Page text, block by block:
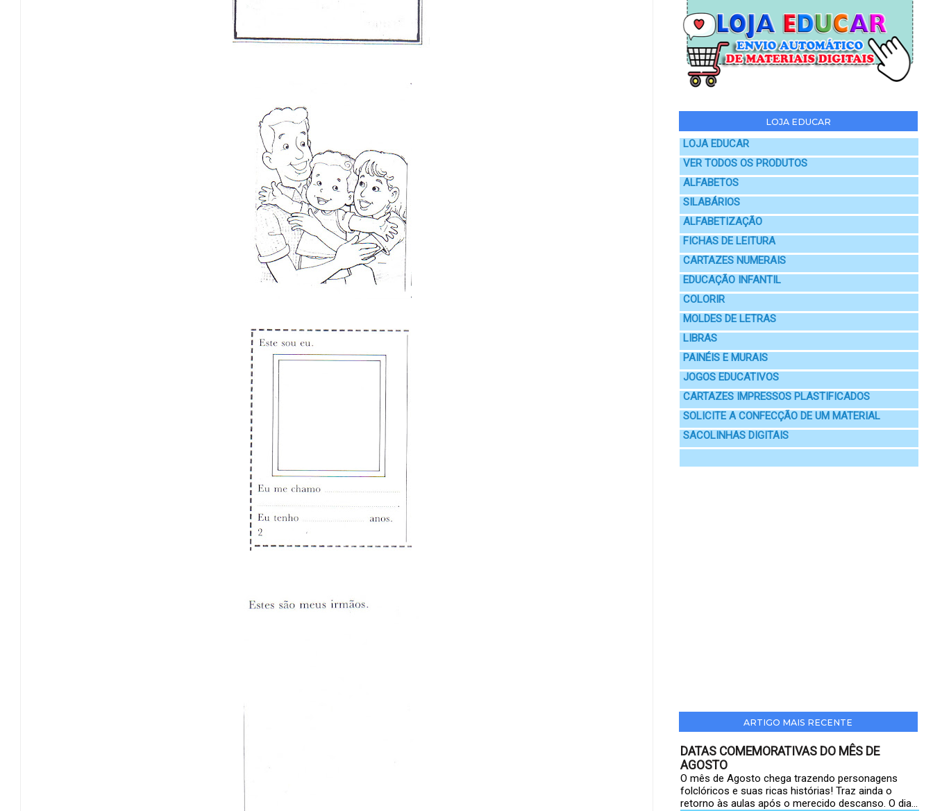
LOJA EDUCAR
LOJA EDUCAR
VER TODOS OS PRODUTOS
ALFABETOS
SILABÁRIOS
ALFABETIZAÇÃO
FICHAS DE LEITURA
CARTAZES NUMERAIS
EDUCAÇÃO INFANTIL
COLORIR
MOLDES DE LETRAS
LIBRAS
PAINÉIS E MURAIS
JOGOS EDUCATIVOS
CARTAZES IMPRESSOS PLASTIFICADOS
SOLICITE A CONFECÇÃO DE UM MATERIAL
SACOLINHAS DIGITAIS
ARTIGO MAIS RECENTE
DATAS COMEMORATIVAS DO MÊS DE
AGOSTO
O mês de Agosto chega trazendo personagens
folclóricos e suas ricas histórias! Traz ainda o
retorno às aulas após o merecido descanso. O dia...